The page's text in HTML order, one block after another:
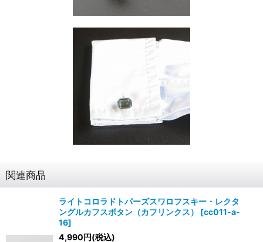
関連商品
ライトコロラドトパーズスワロフスキー・レクタ
ングルカフスボタン（カフリンクス）
[cc011-a-
16]
4,990円(税込)